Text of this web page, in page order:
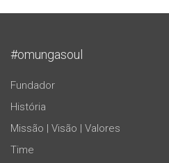
#omungasoul
Fundador
História
Missão | Visão | Valores
Time